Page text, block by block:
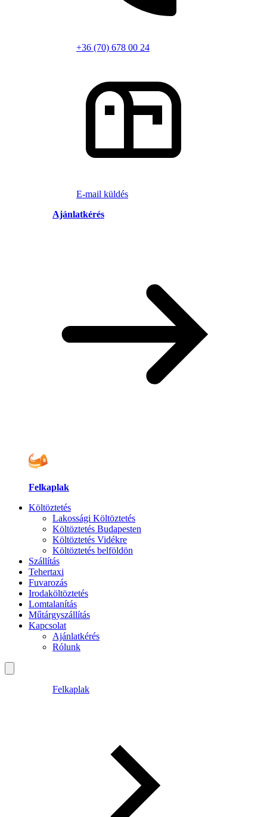
+36 (70) 678 00 24
E-mail küldés
Ajánlatkérés
Felkaplak
Költöztetés
Lakossági Költöztetés
Költöztetés Budapesten
Költöztetés Vidékre
Költöztetés belföldön
Szállítás
Tehertaxi
Fuvarozás
Irodaköltöztetés
Lomtalanítás
Műtárgyszállítás
Kapcsolat
Ajánlatkérés
Rólunk
Felkaplak